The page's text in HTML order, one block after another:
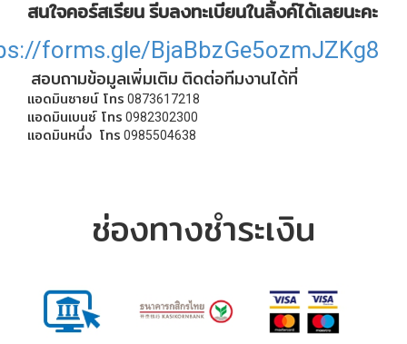
สนใจคอร์สเรียน รีบลงทะเบียนในลิ้งค์ได้เลยนะคะ
forms.gle/BjaBbzGe5ozmJZKg8
สอบถามข้อมูลเพิ่มเติม ติดต่อทีมงานได้ที่
แอดมินซายน์ โทร 0873617218
แอดมินเบนซ์ โทร 0982302300
แอดมินหนึ่ง โทร 0985504638
ช่องทางชำระเงิน